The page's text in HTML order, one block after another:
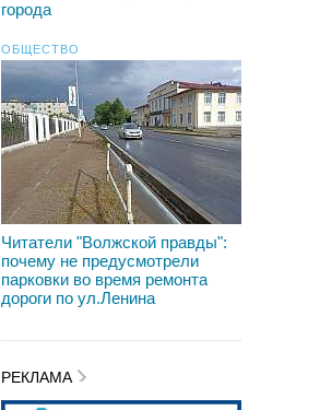
города
ОБЩЕСТВО
Читатели "Волжской правды":
почему не предусмотрели
парковки во время ремонта
дороги по ул.Ленина
РЕКЛАМА